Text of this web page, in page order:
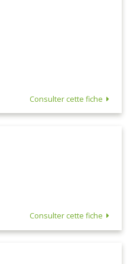
Consulter cette fiche
Consulter cette fiche